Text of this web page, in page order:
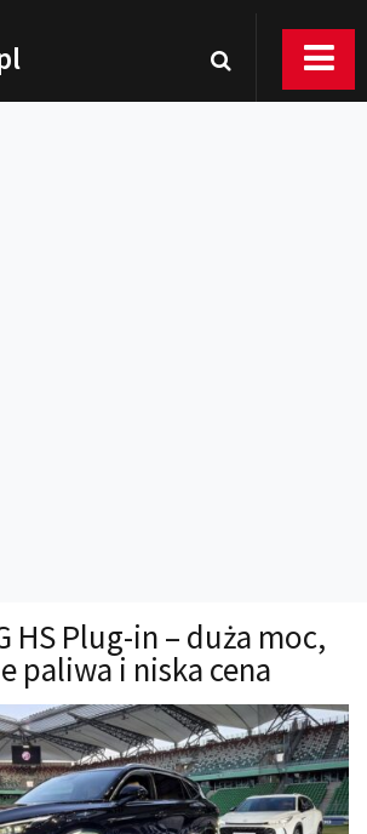
HS Plug-in – duża moc,
paliwa i niska cena